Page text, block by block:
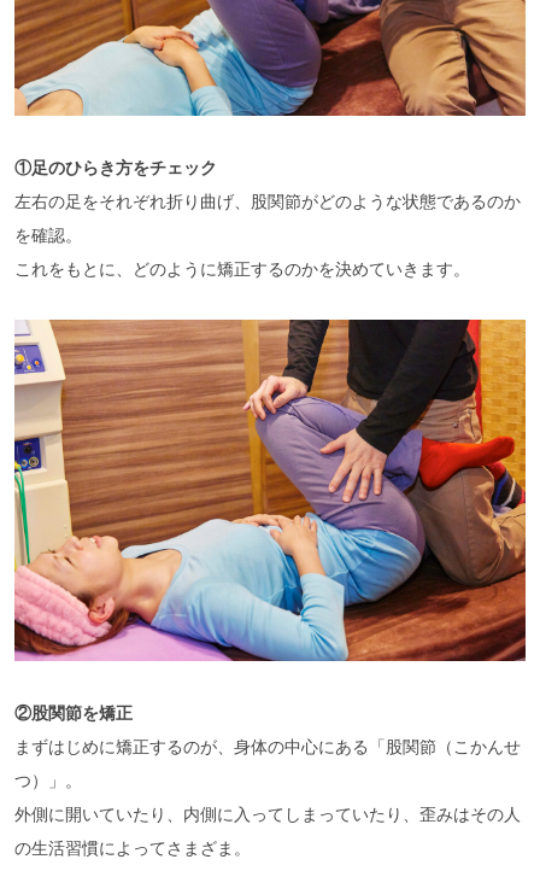
①足のひらき方をチェック
左右の足をそれぞれ折り曲げ、股関節がどのような状態であるのか
を確認。
これをもとに、どのように矯正するのかを決めていきます。
②股関節を矯正
まずはじめに矯正するのが、身体の中心にある「股関節（こかんせ
つ）」。
外側に開いていたり、内側に入ってしまっていたり、歪みはその人
の生活習慣によってさまざま。